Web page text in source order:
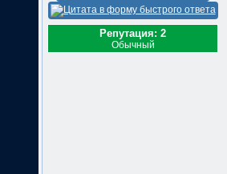
Репутация: 2
Обычный